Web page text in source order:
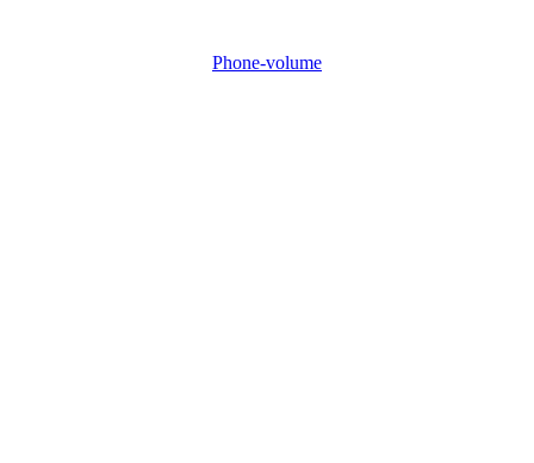
Phone-volume